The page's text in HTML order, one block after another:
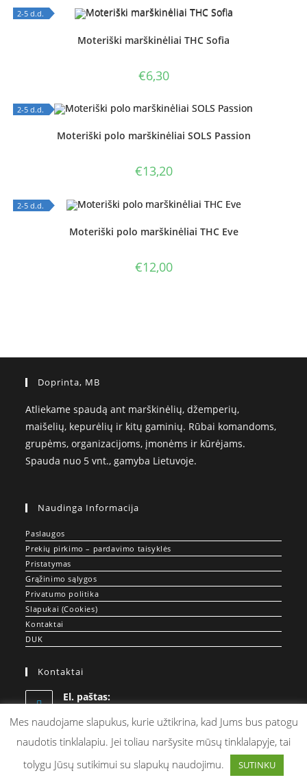
2-5 d.d.
Moteriški marškinėliai THC Sofia
€6,30
2-5 d.d.
Moteriški polo marškinėliai SOLS Passion
€13,20
2-5 d.d.
Moteriški polo marškinėliai THC Eve
€12,00
Doprinta, MB
Atliekame spaudą ant marškinėlių, džemperių,
maišelių, kepurėlių ir kitų gaminių. Rūbai komandoms,
grupėms, organizacijoms, įmonėms ir kūrėjams.
Spauda nuo 5 vnt., gamyba Lietuvoje.
Naudinga Informacija
Paslaugos
Prekių pirkimo – pardavimo taisyklės
Pristatymas
Grąžinimo sąlygos
Privatumo politika
Slapukai (Cookies)
Kontaktai
DUK
Kontaktai
El. paštas:
Opens
in
application
© DOPRINT.LT - Spauda ant Drabužių ir Merch Gamyba
Mes naudojame slapukus, kurie užtikrina, kad Jums bus patogu
naudotis tinklalapiu. Jei toliau naršysite mūsų tinklalapyje, tai
tolygu Jūsų sutikimui su slapukų naudojimu.
SUTINKU